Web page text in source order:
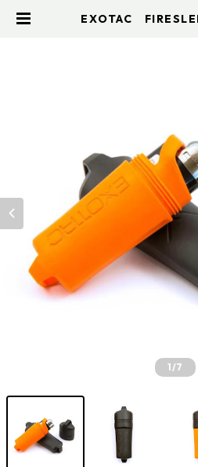
EXOTAC
1/7